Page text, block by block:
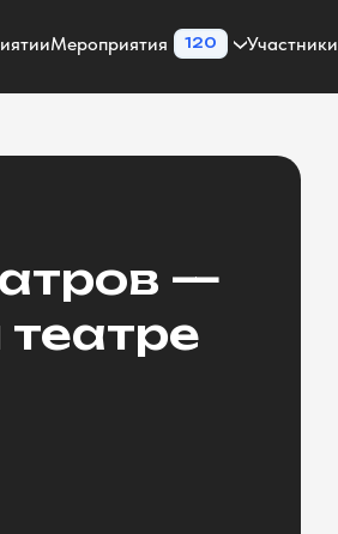
Мероприятия 120 Участники
—